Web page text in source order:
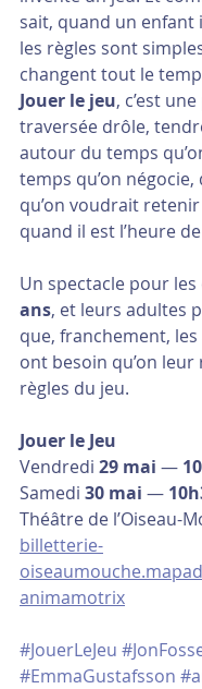
sait, quand un enfant
les règles sont
changent tout le
Jouer le jeu, c’est
traversée drôle,
autour du temps
temps qu’on
qu’on voudrait
quand il est l’heure
Un spectacle pour les
ans, et leurs adultes
que, franchement,
ont besoin qu’on leur
règles du jeu.
Jouer le Jeu
Vendredi 29 mai —
Samedi 30 mai —
Théâtre de l’Oiseau-
billetterie-
animamotrix
#JouerLeJeu
#EmmaGustafsson